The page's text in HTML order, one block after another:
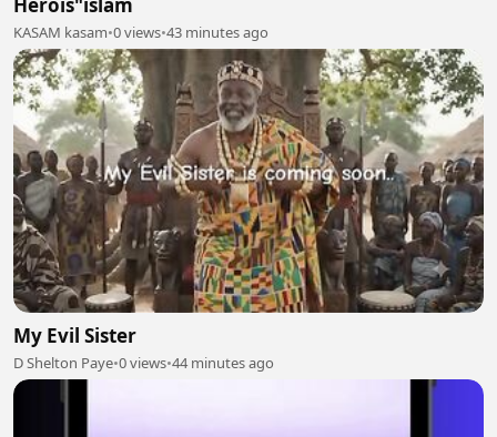
KASAM kasam•0 views•43 minutes ago
My Evil Sister
D Shelton Paye•0 views•44 minutes ago